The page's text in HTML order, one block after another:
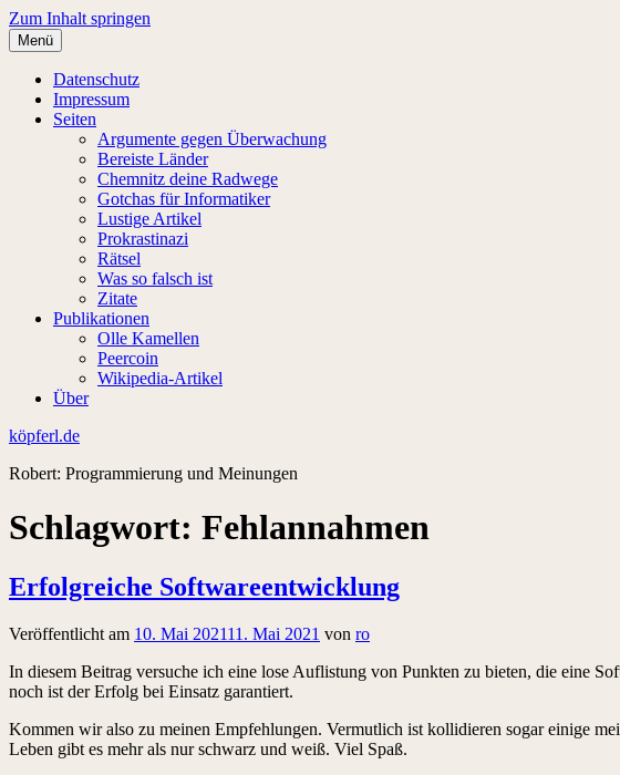
Zum Inhalt springen
Menü
Datenschutz
Impressum
Seiten
Argumente gegen Überwachung
Bereiste Länder
Chemnitz deine Radwege
Gotchas für Informatiker
Lustige Artikel
Prokrastinazi
Rätsel
Was so falsch ist
Zitate
Publikationen
Olle Kamellen
Peercoin
Wikipedia-Artikel
Über
köpferl.de
Robert: Programmierung und Meinungen
Schlagwort: Fehlannahmen
Erfolgreiche Softwareentwicklung
Veröffentlicht am 10. Mai 202111. Mai 2021 von ro
In diesem Beitrag versuche ich eine lose Auflistung von Punkten zu bieten, die eine
noch ist der Erfolg bei Einsatz garantiert.
Kommen wir also zu meinen Empfehlungen. Vermutlich ist kollidieren sogar einige
Leben gibt es mehr als nur schwarz und weiß. Viel Spaß.